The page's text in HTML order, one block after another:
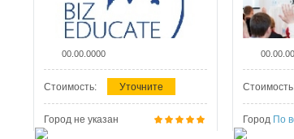
00.00.0000
Стоимость: Уточните
Город не указан Город По